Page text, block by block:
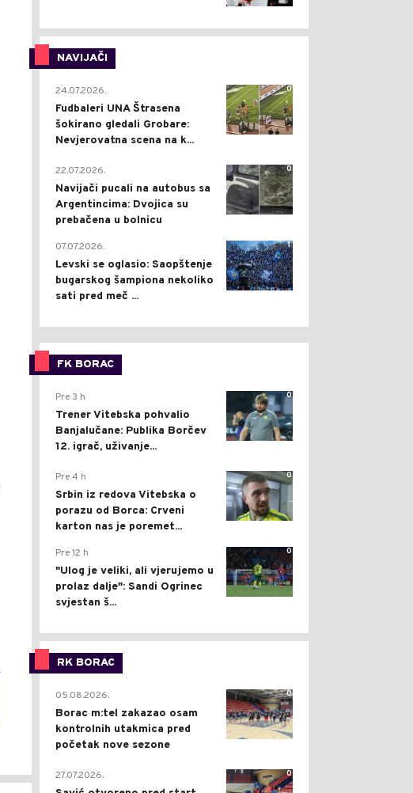
NAVIJAČI
0
24.07.2026.
Fudbaleri UNA Štrasena
šokirano gledali Grobare:
Nevjerovatna scena na k...
0
22.07.2026.
Navijači pucali na autobus sa
Argentincima: Dvojica su
prebačena u bolnicu
1
07.07.2026.
Levski se oglasio: Saopštenje
bugarskog šampiona nekoliko
sati pred meč ...
FK BORAC
0
Pre 3 h
Trener Vitebska pohvalio
Banjalučane: Publika Borčev
12. igrač, uživanje...
0
Pre 4 h
Srbin iz redova Vitebska o
porazu od Borca: Crveni
karton nas je poremet...
0
Pre 12 h
"Ulog je veliki, ali vjerujemo u
prolaz dalje": Sandi Ogrinec
svjestan š...
RK BORAC
0
05.08.2026.
Borac m:tel zakazao osam
kontrolnih utakmica pred
početak nove sezone
0
27.07.2026.